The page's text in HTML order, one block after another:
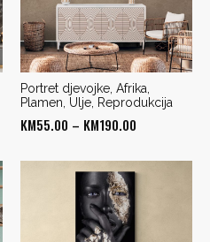
Portret djevojke, Afrika,
Plamen, Ulje, Reprodukcija
KM55.00 – KM190.00
KM55.00